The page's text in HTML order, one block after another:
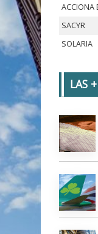
ACCIONA
SACYR
SOLARIA
LAS